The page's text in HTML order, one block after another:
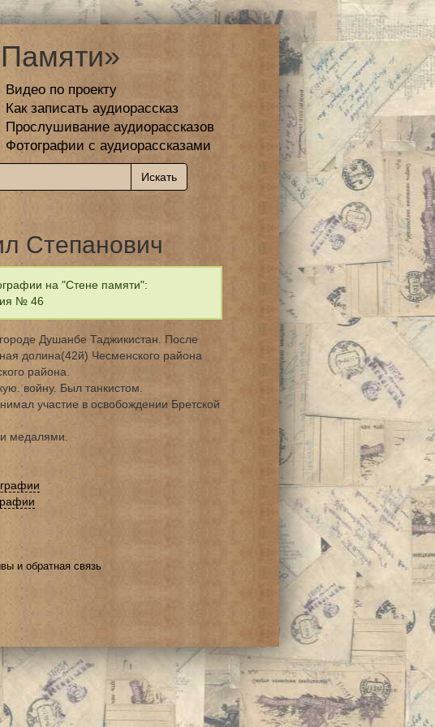
Видео по проекту
Как записать аудиорассказ
Прослушивание аудиорассказов
Фотографии с аудиорассказами
Степанович
на "Стене памяти":
№ 46
Душанбе Таджикистан. После
долина(42й) Чесменского района
района.
войну. Был танкистом.
участие в освобождении Бретской
медалями.
и обратная связь